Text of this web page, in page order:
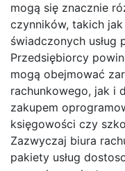
mogą się znacznie
czynników, takich
świadczonych usług
Przedsiębiorcy
mogą obejmować
rachunkowego, jak i
zakupem
księgowości czy
Zazwyczaj biura
pakiety usług